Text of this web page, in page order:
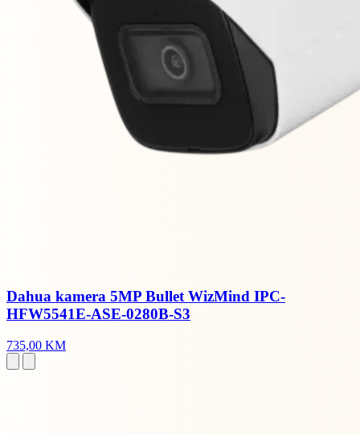
Dahua kamera 5MP Bullet WizMind IPC-
HFW5541E-ASE-0280B-S3
735,00 KM